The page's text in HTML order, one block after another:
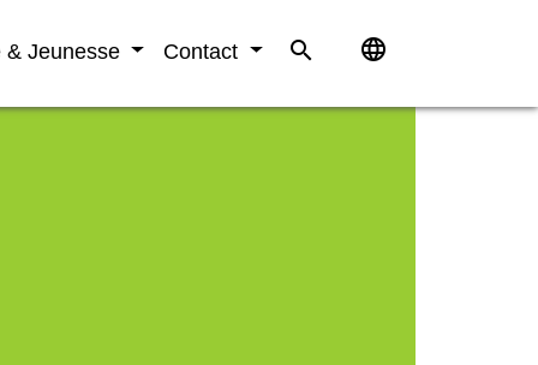
& Jeunesse Contact search language